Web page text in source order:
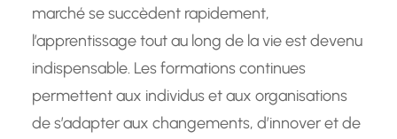
marché se succèdent rapidement,
l’apprentissage tout au long de la vie est devenu
indispensable. Les formations continues
permettent aux individus et aux organisations
de s’adapter aux changements, d’innover et de